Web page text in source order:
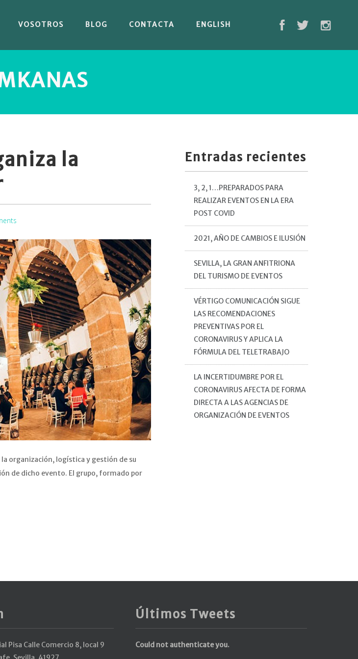
VOSOTROS BLOG CONTACTA ENGLISH
la
organización, logística y gestión de su
de dicho evento. El grupo, formado por
Entradas recientes
3, 2, 1…PREPARADOS PARA
REALIZAR EVENTOS EN LA ERA
POST COVID
2021, AÑO DE CAMBIOS E ILUSIÓN
SEVILLA, LA GRAN ANFITRIONA
DEL TURISMO DE EVENTOS
VÉRTIGO COMUNICACIÓN SIGUE
LAS RECOMENDACIONES
PREVENTIVAS POR EL
CORONAVIRUS Y APLICA LA
FÓRMULA DEL TELETRABAJO
LA INCERTIDUMBRE POR EL
CORONAVIRUS AFECTA DE FORMA
DIRECTA A LAS AGENCIAS DE
ORGANIZACIÓN DE EVENTOS
Pisa Calle Comercio 8, local 9
Últimos Tweets
Could not authenticate you.